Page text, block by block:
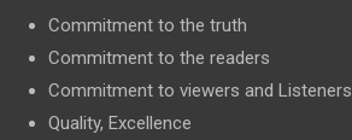
Commitment to the truth
Commitment to the readers
Commitment to viewers and Listeners
Quality, Excellence